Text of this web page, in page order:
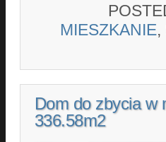
MIESZKANIE,
Dom do zbycia w
336.58m2